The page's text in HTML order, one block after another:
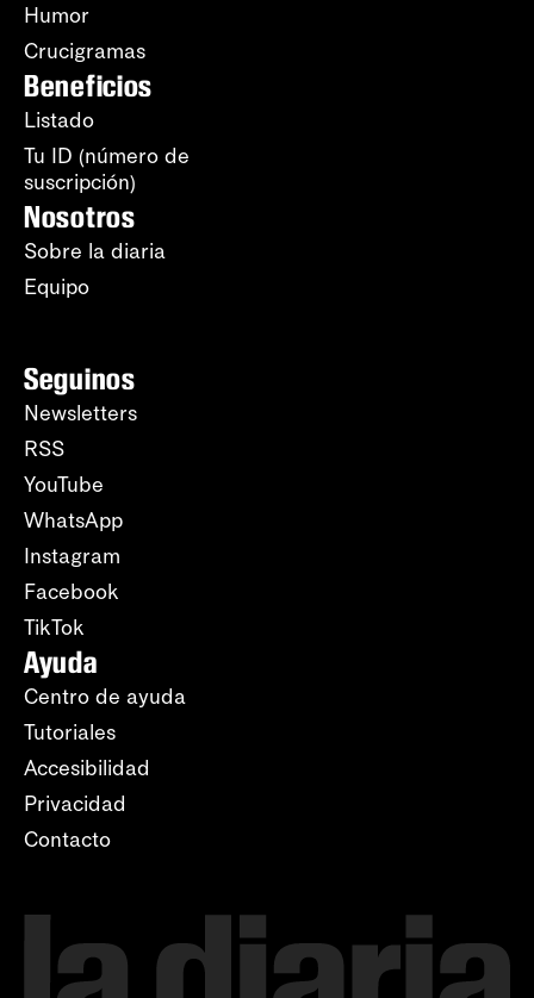
Humor
Crucigramas
Beneficios
Listado
Tu ID (número de
suscripción)
Nosotros
Sobre la diaria
Equipo
Seguinos
Newsletters
RSS
YouTube
WhatsApp
Instagram
Facebook
TikTok
Ayuda
Centro de ayuda
Tutoriales
Accesibilidad
Privacidad
Contacto